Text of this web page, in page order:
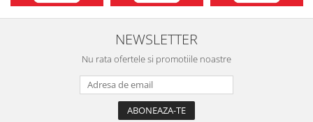
NEWSLETTER
Nu rata ofertele si promotiile noastre